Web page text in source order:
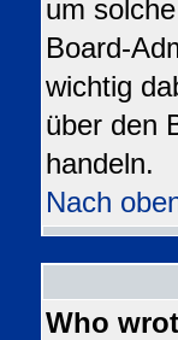
um
Board-
wichtig
über den
handeln.
Nach
Who